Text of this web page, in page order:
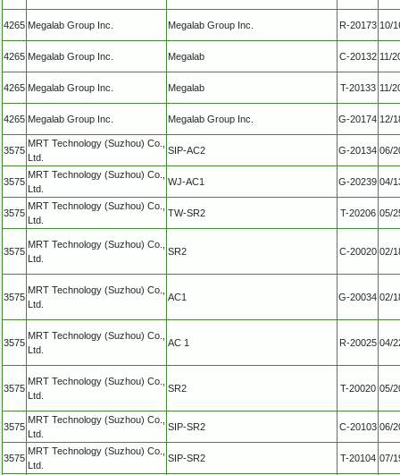
4265 Megalab Group Inc. Megalab Group Inc. R-20173 10/
4265 Megalab Group Inc. Megalab C-20132 11/
4265 Megalab Group Inc. Megalab T-20133 11/
4265 Megalab Group Inc. Megalab Group Inc. G-20174 12/
3575
MRT Technology (Suzhou) Co.,
Ltd.
SIP-AC2 G-20134 06/
3575
MRT Technology (Suzhou) Co.,
Ltd.
WJ-AC1 G-20239 04/
3575
MRT Technology (Suzhou) Co.,
Ltd.
TW-SR2 T-20206 05/
3575
MRT Technology (Suzhou) Co.,
Ltd.
SR2 C-20020 02/
3575
MRT Technology (Suzhou) Co.,
Ltd.
AC1 G-20034 02/
3575
MRT Technology (Suzhou) Co.,
Ltd.
AC 1 R-20025 04/
3575
MRT Technology (Suzhou) Co.,
Ltd.
SR2 T-20020 05/
3575
MRT Technology (Suzhou) Co.,
Ltd.
SIP-SR2 C-20103 06/
3575
MRT Technology (Suzhou) Co.,
Ltd.
SIP-SR2 T-20104 07/